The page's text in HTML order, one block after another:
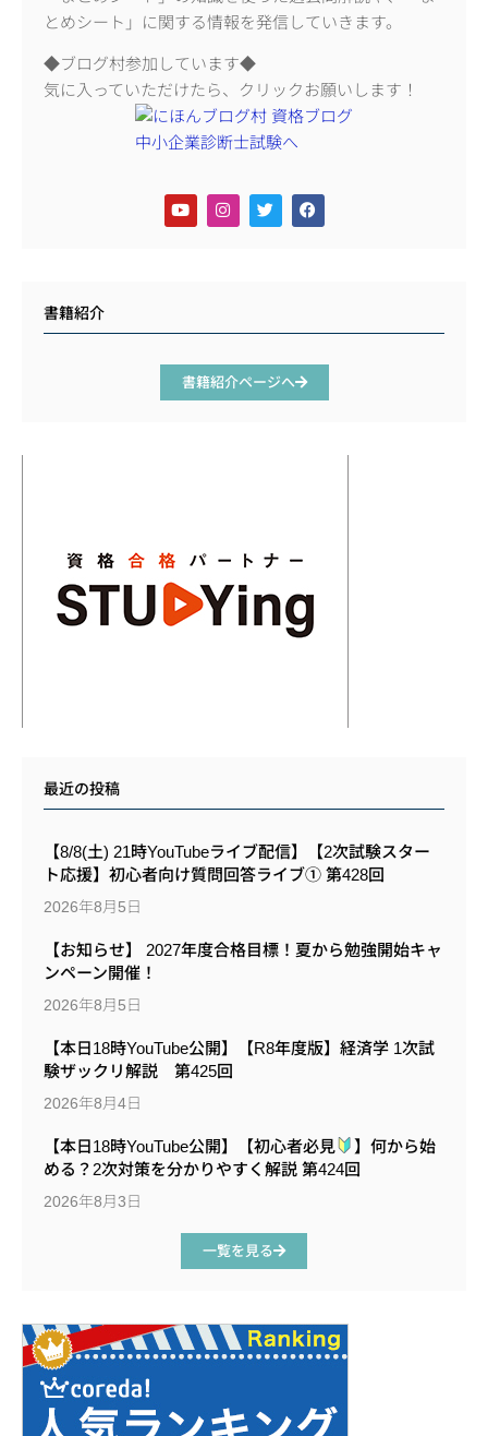
とめシート」に関する情報を発信していきます。
◆ブログ村参加しています◆
気に入っていただけたら、クリックお願いします！
書籍紹介
書籍紹介ページへ
最近の投稿
【8/8(土) 21時YouTubeライブ配信】【2次試験スター
ト応援】初心者向け質問回答ライブ① 第428回
2026年8月5日
【お知らせ】 2027年度合格目標！夏から勉強開始キャ
ンペーン開催！
2026年8月5日
【本日18時YouTube公開】【R8年度版】経済学 1次試
験ザックリ解説 第425回
2026年8月4日
【本日18時YouTube公開】【初心者必見
】何から始
める？2次対策を分かりやすく解説 第424回
2026年8月3日
一覧を見る